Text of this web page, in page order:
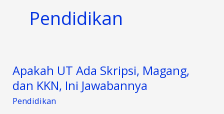
Pendidikan
Apakah UT Ada Skripsi, Magang,
dan KKN, Ini Jawabannya
Pendidikan